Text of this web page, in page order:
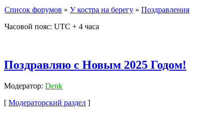
Список форумов » У костра на берегу » Поздравления
Часовой пояс: UTC + 4 часа
Поздравляю с Новым 2025 Годом!
Модератор: Denk
[ Модераторский раздел ]